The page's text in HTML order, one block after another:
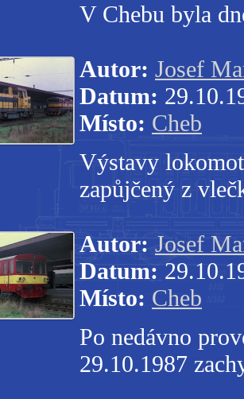
V Chebu byla
Autor: Josef
Datum:
Místo: Cheb
Výstavy
zapůjčený z
Autor: Josef
Datum:
Místo: Cheb
Po nedávno
29.10.1987